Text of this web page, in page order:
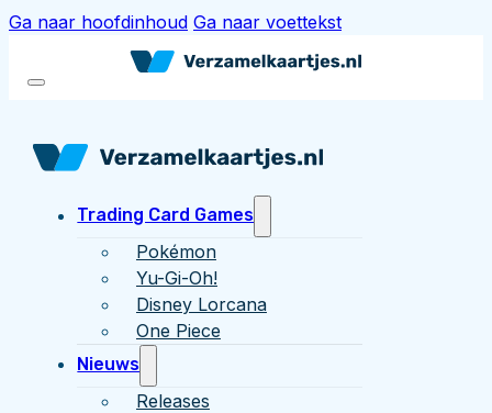
Ga naar hoofdinhoud Ga naar voettekst
Trading Card Games
Pokémon
Yu-Gi-Oh!
Disney Lorcana
One Piece
Nieuws
Releases